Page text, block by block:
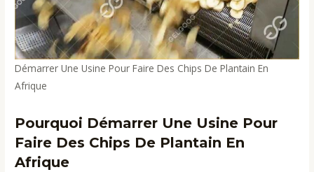
Démarrer Une Usine Pour Faire Des Chips De Plantain En
Afrique
Pourquoi Démarrer Une Usine Pour
Faire Des Chips De Plantain En
Afrique